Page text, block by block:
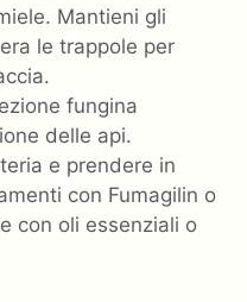
Mantieni gli
le trappole per
fungina
delle api.
e prendere in
con Fumagilin o
con oli essenziali o